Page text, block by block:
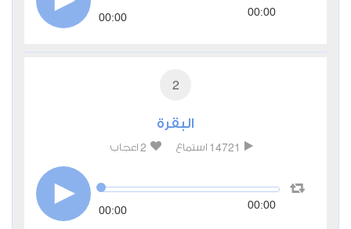
00:00 00:00
2
البقرة
14721 استماع 2 اعجاب
00:00 00:00